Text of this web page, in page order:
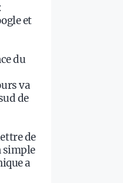
et
du
va
de
de
simple
a